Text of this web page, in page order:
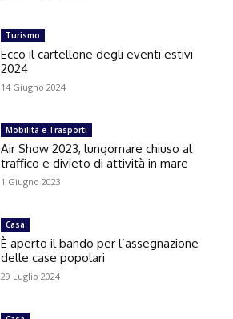
Turismo
Ecco il cartellone degli eventi estivi
2024
14 Giugno 2024
Mobilità e Trasporti
Air Show 2023, lungomare chiuso al
traffico e divieto di attività in mare
1 Giugno 2023
Casa
È aperto il bando per l’assegnazione
delle case popolari
29 Luglio 2024